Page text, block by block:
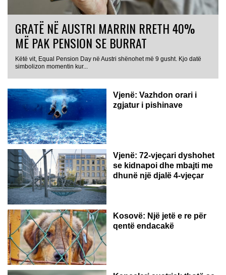
GRATË NË AUSTRI MARRIN RRETH 40%
MË PAK PENSION SE BURRAT
Këtë vit, Equal Pension Day në Austri shënohet më 9 gusht. Kjo datë
simbolizon momentin kur...
Vjenë: Vazhdon orari i
zgjatur i pishinave
Vjenë: 72-vjeçari dyshohet
se kidnapoi dhe mbajti me
dhunë një djalë 4-vjeçar
Kosovë: Një jetë e re për
qentë endacakë